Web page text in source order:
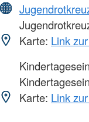
Karte: Link
Karte: Link